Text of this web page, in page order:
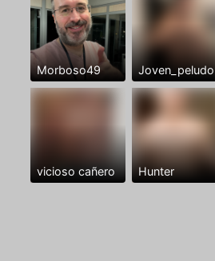
Morboso49 Joven_peludo
vicioso cañero Hunter